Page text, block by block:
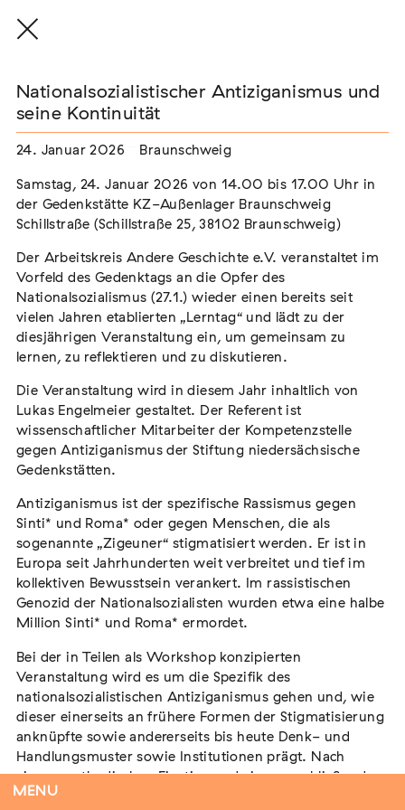
MENU
THE THREAD THAT HOLDS / DER FADEN,
DER HÄLT
Extern
22. Juli 2026 - 04. Oktober 2026 Augsburg
Der Weg der Sinti und Roma
Sinti und Roma, Landesverband Rheinland-
Pfalz nimmt teil
Extern
22. August 2026 Landau in der Pfalz
Vom Vorurteil zur Gewalt: Politische und
soziale Feindbilder in Geschichte und
Gegenwart
Extern
15. September 2026 Dortmund
Nationalsozialistischer Antiziganismus und
seine Kontinuität
24. Januar 2026 Braunschweig
Samstag, 24. Januar 2026 von 14.00 bis 17.00 Uhr in
der Gedenkstätte KZ-Außenlager Braunschweig
Schillstraße (Schillstraße 25, 38102 Braunschweig)
Der Arbeitskreis Andere Geschichte e.V. veranstaltet im
Vorfeld des Gedenktags an die Opfer des
Nationalsozialismus (27.1.) wieder einen bereits seit
vielen Jahren etablierten „Lerntag“ und lädt zu der
diesjährigen Veranstaltung ein, um gemeinsam zu
lernen, zu reflektieren und zu diskutieren.
Die Veranstaltung wird in diesem Jahr inhaltlich von
Lukas Engelmeier gestaltet. Der Referent ist
wissenschaftlicher Mitarbeiter der Kompetenzstelle
gegen Antiziganismus der Stiftung niedersächsische
Gedenkstätten.
Antiziganismus ist der spezifische Rassismus gegen
Sinti* und Roma* oder gegen Menschen, die als
sogenannte „Zigeuner“ stigmatisiert werden. Er ist in
Europa seit Jahrhunderten weit verbreitet und tief im
kollektiven Bewusstsein verankert. Im rassistischen
Genozid der Nationalsozialisten wurden etwa eine halbe
Million Sinti* und Roma* ermordet.
Bei der in Teilen als Workshop konzipierten
Veranstaltung wird es um die Spezifik des
nationalsozialistischen Antiziganismus gehen und, wie
dieser einerseits an frühere Formen der Stigmatisierung
anknüpfte sowie andererseits bis heute Denk- und
Handlungsmuster sowie Institutionen prägt. Nach
einem methodischen Einstieg und einer anschließenden
inhaltlichen Einführung in das Thema wird auf